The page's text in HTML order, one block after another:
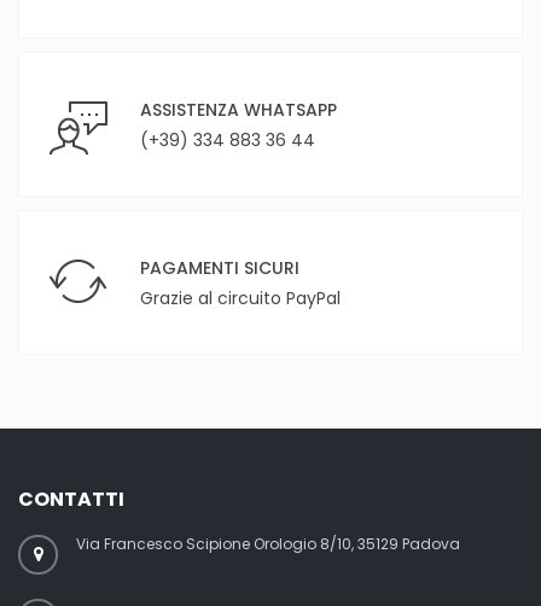
ASSISTENZA WHATSAPP
(+39) 334 883 36 44
PAGAMENTI SICURI
Grazie al circuito PayPal
CONTATTI
Via Francesco Scipione Orologio 8/10, 35129 Padova